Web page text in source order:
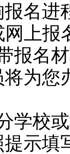
名进
上报
名材
为
校或
示填